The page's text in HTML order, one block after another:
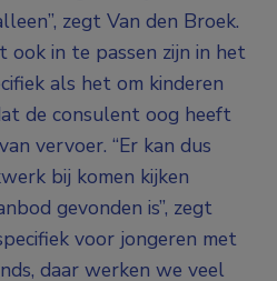
zegt Van den Broek.
ook in te passen zijn in het
als het om kinderen
de consulent oog heeft
vervoer. “Er kan dus
bij komen kijken
gevonden is”, zegt
voor jongeren met
daar werken we veel